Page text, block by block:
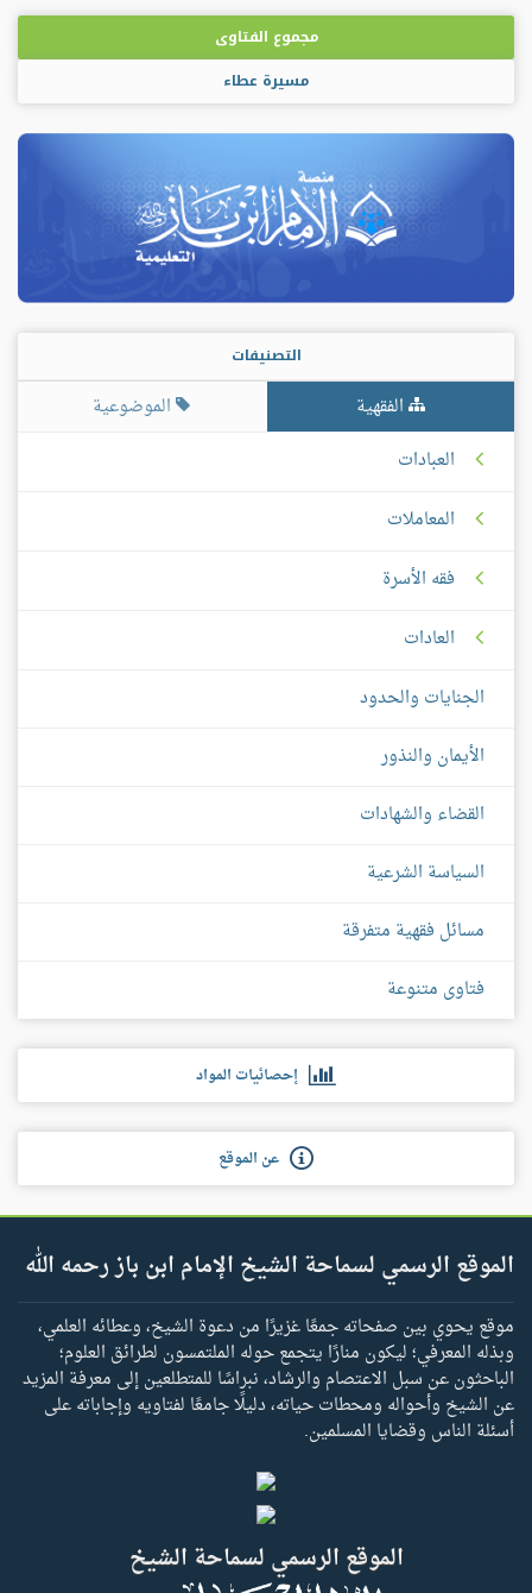
مجموع الفتاوى
مسيرة عطاء
التصنيفات
الفقهية
الموضوعية
العبادات
المعاملات
فقه الأسرة
العادات
الجنايات والحدود
الأيمان والنذور
القضاء والشهادات
السياسة الشرعية
مسائل فقهية متفرقة
فتاوى متنوعة
إحصائيات المواد
عن الموقع
الموقع الرسمي لسماحة الشيخ الإمام ابن باز رحمه الله
موقع يحوي بين صفحاته جمعًا غزيرًا من دعوة الشيخ، وعطائه العلمي،
وبذله المعرفي؛ ليكون منارًا يتجمع حوله الملتمسون لطرائق العلوم؛
الباحثون عن سبل الاعتصام والرشاد، نبراسًا للمتطلعين إلى معرفة المزيد
عن الشيخ وأحواله ومحطات حياته، دليلًا جامعًا لفتاويه وإجاباته على
أسئلة الناس وقضايا المسلمين.
الموقع الرسمي لسماحة الشيخ